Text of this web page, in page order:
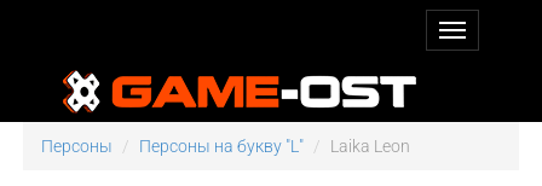
Персоны Персоны на букву "L" Laika Leon